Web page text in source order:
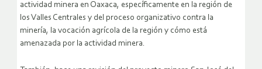
actividad minera en Oaxaca, específicamente en la región de
los Valles Centrales y del proceso organizativo contra la
minería, la vocación agrícola de la región y cómo está
amenazada por la actividad minera.